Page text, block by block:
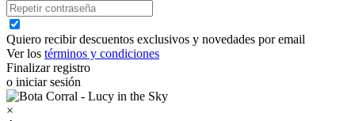
Quiero recibir descuentos exclusivos y novedades por email
Ver los términos y condiciones
Finalizar registro
o iniciar sesión
×